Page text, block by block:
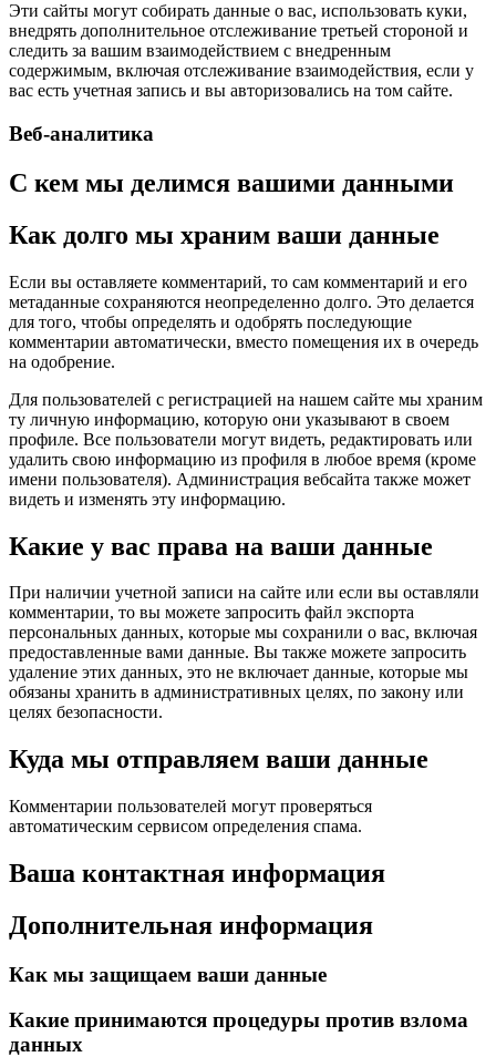
Эти сайты могут собирать данные о вас, использовать куки,
внедрять дополнительное отслеживание третьей стороной и
следить за вашим взаимодействием с внедренным
содержимым, включая отслеживание взаимодействия, если у
вас есть учетная запись и вы авторизовались на том сайте.
Веб-аналитика
С кем мы делимся вашими данными
Как долго мы храним ваши данные
Если вы оставляете комментарий, то сам комментарий и его
метаданные сохраняются неопределенно долго. Это делается
для того, чтобы определять и одобрять последующие
комментарии автоматически, вместо помещения их в очередь
на одобрение.
Для пользователей с регистрацией на нашем сайте мы храним
ту личную информацию, которую они указывают в своем
профиле. Все пользователи могут видеть, редактировать или
удалить свою информацию из профиля в любое время (кроме
имени пользователя). Администрация вебсайта также может
видеть и изменять эту информацию.
Какие у вас права на ваши данные
При наличии учетной записи на сайте или если вы оставляли
комментарии, то вы можете запросить файл экспорта
персональных данных, которые мы сохранили о вас, включая
предоставленные вами данные. Вы также можете запросить
удаление этих данных, это не включает данные, которые мы
обязаны хранить в административных целях, по закону или
целях безопасности.
Куда мы отправляем ваши данные
Комментарии пользователей могут проверяться
автоматическим сервисом определения спама.
Ваша контактная информация
Дополнительная информация
Как мы защищаем ваши данные
Какие принимаются процедуры против взлома
данных